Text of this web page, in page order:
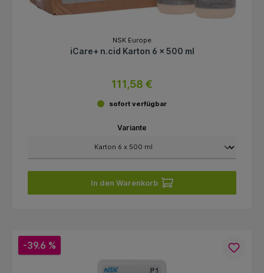
NSK Europe
iCare+ n.cid Karton 6 x 500 ml
111,58 €
sofort verfügbar
Variante
In den Warenkorb
-39.6 %